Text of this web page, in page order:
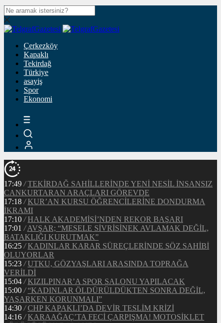
Çerkezköy
Kapaklı
Tekirdağ
Türkiye
asayiş
Spor
Ekonomi
17:49 / TEKİRDAĞ SAHİLLERİNDE YENİ NESİL İNSANSIZ
CANKURTARAN ARAÇLARI GÖREVDE
17:18 / KUR’AN KURSU ÖĞRENCİLERİNE DONDURMA
İKRAMI
17:10 / HALK AKADEMİSİ’NDEN REKOR BAŞARI
17:01 / AVŞAR; “MESELE SİVRİSİNEK AVLAMAK DEĞİL,
BATAKLIĞI KURUTMAK”
16:25 / KADINLAR KARAR SÜREÇLERİNDE SÖZ SAHİBİ
OLUYORLAR
15:23 / UTKU, GÖZYAŞLARI ARASINDA TOPRAĞA
VERİLDİ
15:04 / KIZILPINAR’A SPOR SALONU YAPILACAK
15:00 / “KADINLAR ÖLDÜRÜLDÜKTEN SONRA DEĞİL,
YAŞARKEN KORUNMALI”
14:30 / CHP KAPAKLI’DA DEVİR TESLİM KRİZİ
14:16 / KARAAĞAÇ’TA FECİ ÇARPIŞMA! MOTOSİKLET